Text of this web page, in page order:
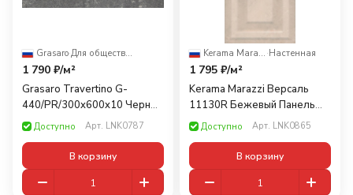
Grasaro· Для общественных помещений
1 790 ₽/м²
Grasaro Travertino G-
440/PR/300x600x10 Черный
30x60Доступно Арт. LNK0787
В корзину
Kerama Marazzi ·Настенная
1 795 ₽/м²
Kerama Marazzi Версаль
11130R Бежевый Панель
Обрезной 30x60
Доступно Арт. LNK0865
В корзину